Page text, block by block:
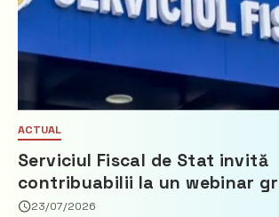
ACTUAL
Serviciul Fiscal de Stat invită
contribuabilii la un webinar
privind calculul impozitului pe
23/07/2026